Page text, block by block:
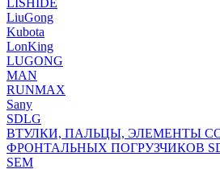
LISHIDE
LiuGong
Kubota
LonKing
LUGONG
MAN
RUNMAX
Sany
SDLG
ВТУЛКИ, ПАЛЬЦЫ, ЭЛЕМЕНТЫ
ФРОНТАЛЬНЫХ ПОГРУЗЧИКОВ
SEM